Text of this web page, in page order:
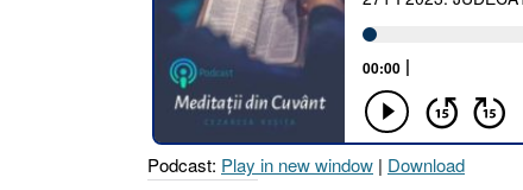
Podcast: Play in new window | Download